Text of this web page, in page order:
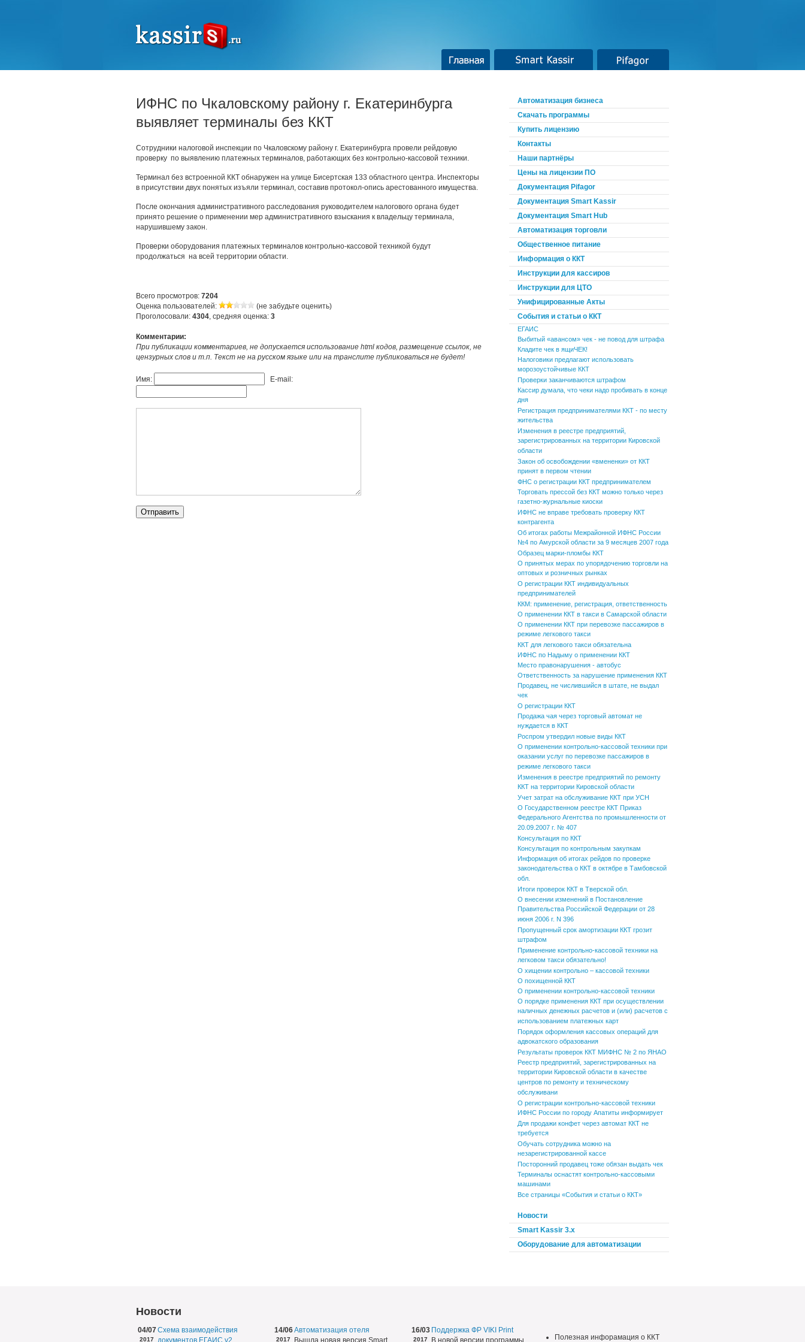
Главная Smart Kassir Pifagor
ИФНС по Чкаловскому району г. Екатеринбурга
выявляет терминалы без ККТ
Сотрудники налоговой инспекции по Чкаловскому району г. Екатеринбурга провели рейдовую
проверку по выявлению платежных терминалов, работающих без контрольно-кассовой техники.
Терминал без встроенной ККТ обнаружен на улице Бисертская 133 областного центра. Инспекторы
в присутствии двух понятых изъяли терминал, составив протокол-опись арестованного имущества.
После окончания административного расследования руководителем налогового органа будет
принято решение о применении мер административного взыскания к владельцу терминала,
нарушившему закон.
Проверки оборудования платежных терминалов контрольно-кассовой техникой будут
продолжаться на всей территории области.
Всего просмотров: 7204
Оценка пользователей:
(не забудьте оценить)
Проголосовали: 4304, средняя оценка: 3
Комментарии:
При публикации комментариев, не допускается использование html кодов, размещение ссылок, не
цензурных слов и т.п. Текст не на русском языке или на транслите публиковаться не будет!
Имя: E-mail:
Автоматизация бизнеса
Скачать программы
Купить лицензию
Контакты
Наши партнёры
Цены на лицензии ПО
Документация Pifagor
Документация Smart Kassir
Документация Smart Hub
Автоматизация торговли
Общественное питание
Информация о ККТ
Инструкции для кассиров
Инструкции для ЦТО
Унифицированные Акты
События и статьи о ККТ
ЕГАИС
Выбитый «авансом» чек - не повод для штрафа
Кладите чек в ящиЧЕК!
Налоговики предлагают использовать
морозоустойчивые ККТ
Проверки заканчиваются штрафом
Кассир думала, что чеки надо пробивать в конце
дня
Регистрация предпринимателями ККТ - по месту
жительства
Изменения в реестре предприятий,
зарегистрированных на территории Кировской
области
Закон об освобождении «вмененки» от ККТ
принят в первом чтении
ФНС о регистрации ККТ предпринимателем
Торговать прессой без ККТ можно только через
газетно-журнальные киоски
ИФНС не вправе требовать проверку ККТ
контрагента
Об итогах работы Межрайонной ИФНС России
№4 по Амурской области за 9 месяцев 2007 года
Образец марки-пломбы ККТ
О принятых мерах по упорядочению торговли на
оптовых и розничных рынках
О регистрации ККТ индивидуальных
предпринимателей
ККМ: применение, регистрация, ответственность
О применении ККТ в такси в Самарской области
О применении ККТ при перевозке пассажиров в
режиме легкового такси
ККТ для легкового такси обязательна
ИФНС по Надыму о применении ККТ
Место правонарушения - автобус
Ответственность за нарушение применения ККТ
Продавец, не числившийся в штате, не выдал
чек
О регистрации ККТ
Продажа чая через торговый автомат не
нуждается в ККТ
Роспром утвердил новые виды ККТ
О применении контрольно-кассовой техники при
оказании услуг по перевозке пассажиров в
режиме легкового такси
Изменения в реестре предприятий по ремонту
ККТ на территории Кировской области
Учет затрат на обслуживание ККТ при УСН
О Государственном реестре ККТ Приказ
Федерального Агентства по промышленности от
20.09.2007 г. № 407
Консультация по ККТ
Консультация по контрольным закупкам
Информация об итогах рейдов по проверке
законодательства о ККТ в октябре в Тамбовской
обл.
Итоги проверок ККТ в Тверской обл.
О внесении изменений в Постановление
Правительства Российской Федерации от 28
июня 2006 г. N 396
Пропущенный срок амортизации ККТ грозит
штрафом
Применение контрольно-кассовой техники на
легковом такси обязательно!
О хищении контрольно – кассовой техники
О похищенной ККТ
О применении контрольно-кассовой техники
О порядке применения ККТ при осуществлении
наличных денежных расчетов и (или) расчетов с
использованием платежных карт
Порядок оформления кассовых операций для
адвокатского образования
Результаты проверок ККТ МИФНС № 2 по ЯНАО
Реестр предприятий, зарегистрированных на
территории Кировской области в качестве
центров по ремонту и техническому
обслуживани
О регистрации контрольно-кассовой техники
ИФНС России по городу Апатиты информирует
Для продажи конфет через автомат ККТ не
требуется
Обучать сотрудника можно на
незарегистрированной кассе
Посторонний продавец тоже обязан выдать чек
Терминалы оснастят контрольно-кассовыми
машинами
Все страницы «События и статьи о ККТ»
Новости
Smart Kassir 3.x
Оборудование для автоматизации
Новости
04/07
2017
Схема взаимодействия
документов ЕГАИС v2
14/06
2017
Автоматизация отеля
Вышла новая версия Smart
16/03
2017
Поддержка ФР VIKI Print
В новой версии программы
Полезная инфорамация о ККТ